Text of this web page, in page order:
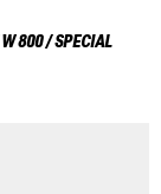
W 800 / SPECIAL